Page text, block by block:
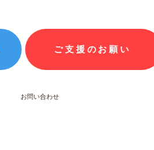
ご支援のお願い
お問い合わせ